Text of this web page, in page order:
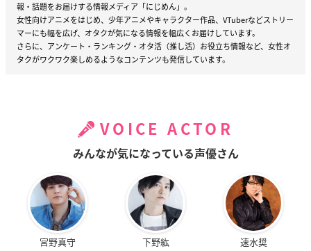
報・話題をお届けする情報メディア「にじめん」。
女性向けアニメをはじめ、少年アニメやキャラクター作品、VTuberなどストリー
マーにも幅を広げ、オタクが気になる情報を幅広くお届けしています。
さらに、アンケート・ランキング・オタ活（推し活）お役立ち情報など、女性オ
タクがワクワク楽しめるようなコンテンツも発信しています。
VOICE ACTOR
みんなが気になっている声優さん
宮野真守 下野紘 速水奨